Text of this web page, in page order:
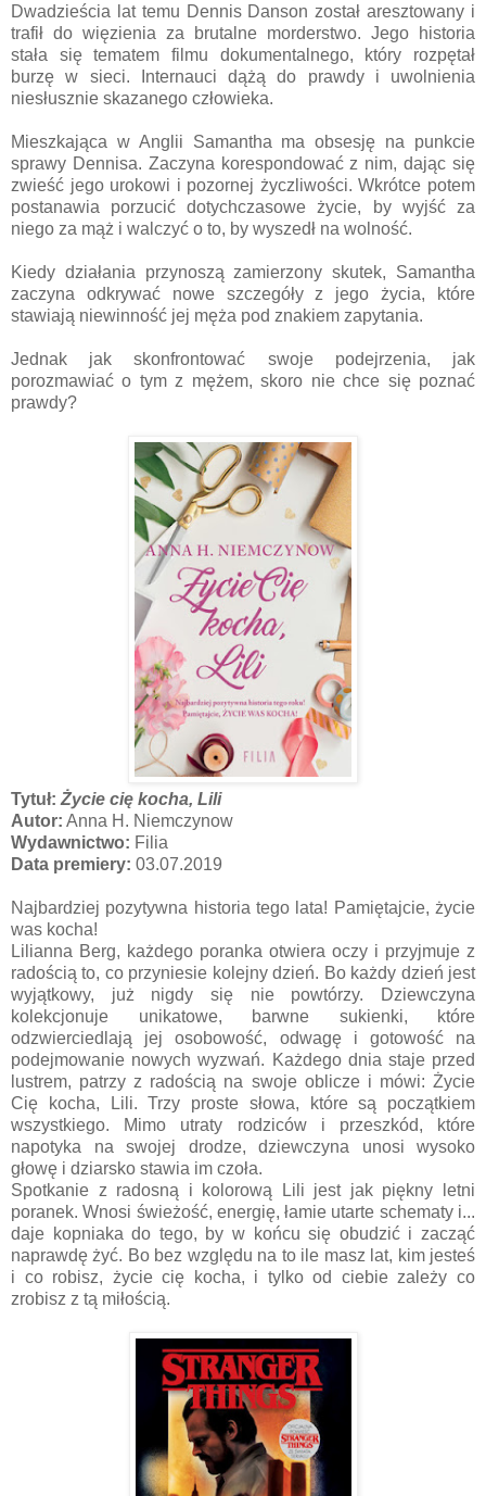
Dwadzieścia lat temu Dennis Danson został aresztowany i
trafił do więzienia za brutalne morderstwo. Jego historia
stała się tematem filmu dokumentalnego, który rozpętał
burzę w sieci. Internauci dążą do prawdy i uwolnienia
niesłusznie skazanego człowieka.
Mieszkająca w Anglii Samantha ma obsesję na punkcie
sprawy Dennisa. Zaczyna korespondować z nim, dając się
zwieść jego urokowi i pozornej życzliwości. Wkrótce potem
postanawia porzucić dotychczasowe życie, by wyjść za
niego za mąż i walczyć o to, by wyszedł na wolność.
Kiedy działania przynoszą zamierzony skutek, Samantha
zaczyna odkrywać nowe szczegóły z jego życia, które
stawiają niewinność jej męża pod znakiem zapytania.
Jednak jak skonfrontować swoje podejrzenia, jak
porozmawiać o tym z mężem, skoro nie chce się poznać
prawdy?
Tytuł: Życie cię kocha, Lili
Autor: Anna H. Niemczynow
Wydawnictwo: Filia
Data premiery: 03.07.2019
Najbardziej pozytywna historia tego lata! Pamiętajcie, życie
was kocha!
Lilianna Berg, każdego poranka otwiera oczy i przyjmuje z
radością to, co przyniesie kolejny dzień. Bo każdy dzień jest
wyjątkowy, już nigdy się nie powtórzy. Dziewczyna
kolekcjonuje unikatowe, barwne sukienki, które
odzwierciedlają jej osobowość, odwagę i gotowość na
podejmowanie nowych wyzwań. Każdego dnia staje przed
lustrem, patrzy z radością na swoje oblicze i mówi: Życie
Cię kocha, Lili. Trzy proste słowa, które są początkiem
wszystkiego. Mimo utraty rodziców i przeszkód, które
napotyka na swojej drodze, dziewczyna unosi wysoko
głowę i dziarsko stawia im czoła.
Spotkanie z radosną i kolorową Lili jest jak piękny letni
poranek. Wnosi świeżość, energię, łamie utarte schematy i...
daje kopniaka do tego, by w końcu się obudzić i zacząć
naprawdę żyć. Bo bez względu na to ile masz lat, kim jesteś
i co robisz, życie cię kocha, i tylko od ciebie zależy co
zrobisz z tą miłością.